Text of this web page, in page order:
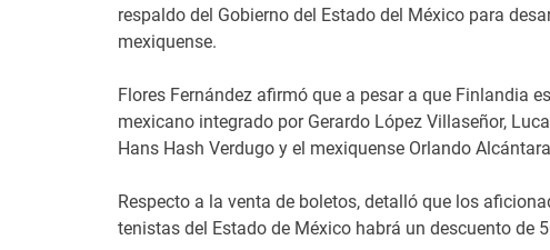
respaldo del Gobierno del Estado del México para
mexiquense.
Flores Fernández afirmó que a pesar a que Finlandia
mexicano integrado por Gerardo López Villaseñor,
Hans Hash Verdugo y el mexiquense Orlando
Respecto a la venta de boletos, detalló que los
tenistas del Estado de México habrá un descuento de